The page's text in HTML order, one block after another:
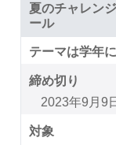
夏のチャレン
ール
テーマは学年
締め切り
2023年9月9
対象